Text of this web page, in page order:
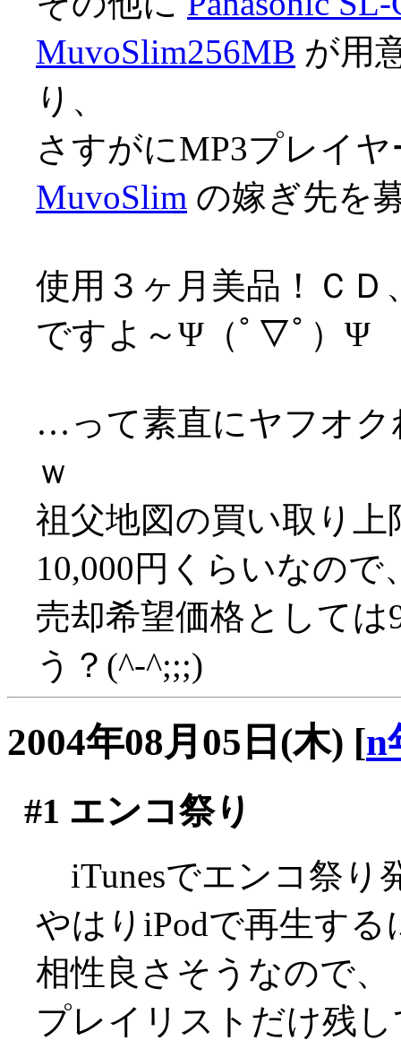
MuvoSlim256MB が用
り、
さすがにMP3プレイ
MuvoSlim の嫁ぎ先を
使用３ヶ月美品！ＣＤ
ですよ～Ψ（ﾟ▽ﾟ）Ψ
…って素直にヤフオク
ｗ
祖父地図の買い取り上
10,000円くらいなので
売却希望価格として
う？(^-^;;;)
2004年08月05日(木) [n
#1 エンコ祭り
iTunesでエンコ祭り
やはりiPodで再生する
相性良さそうなので、
プレイリストだけ残